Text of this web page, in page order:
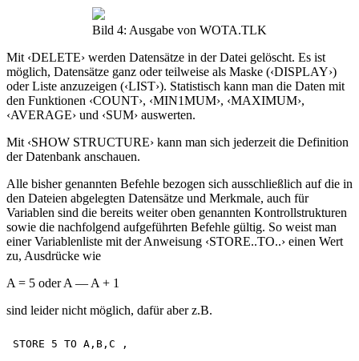
Bild 4: Ausgabe von WOTA.TLK
Mit ‹DELETE› werden Datensätze in der Datei gelöscht. Es ist
möglich, Datensätze ganz oder teilweise als Maske (‹DISPLAY›)
oder Liste anzuzeigen (‹LIST›). Statistisch kann man die Daten mit
den Funktionen ‹COUNT›, ‹MIN1MUM›, ‹MAXIMUM›,
‹AVERAGE› und ‹SUM› auswerten.
Mit ‹SHOW STRUCTURE› kann man sich jederzeit die Definition
der Datenbank anschauen.
Alle bisher genannten Befehle bezogen sich ausschließlich auf die in
den Dateien abgelegten Datensätze und Merkmale, auch für
Variablen sind die bereits weiter oben genannten Kontrollstrukturen
sowie die nachfolgend aufgeführten Befehle gültig. So weist man
einer Variablenliste mit der Anweisung ‹STORE..TO..› einen Wert
zu, Ausdrücke wie
A = 5 oder A — A + 1
sind leider nicht möglich, dafür aber z.B.